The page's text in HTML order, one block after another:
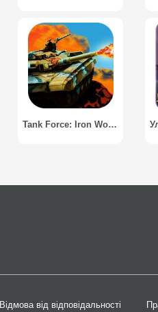
Tank Force: Iron World 3D / Танки: Железная Война 3D
Відмова від відповідальності